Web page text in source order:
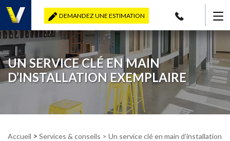
DEMANDEZ UNE ESTIMATION
UN SERVICE CLÉ EN MAIN
D’INSTALLATION EXEMPLAIRE
Accueil > Services & conseils > Un service clé en main d’installation